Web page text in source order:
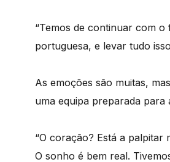
“Temos de continuar com
portuguesa, e levar tudo
As emoções são muitas,
uma equipa preparada para
“O coração? Está a palpitar
O sonho é bem real.